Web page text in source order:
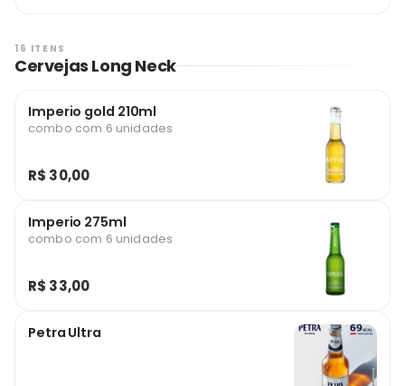
16 ITENS
Cervejas Long Neck
Imperio gold 210ml
combo com 6 unidades
R$ 30,00
Imperio 275ml
combo com 6 unidades
R$ 33,00
Petra Ultra